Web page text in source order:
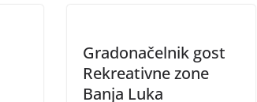
Gradonačelnik gost
Rekreativne zone
Banja Luka